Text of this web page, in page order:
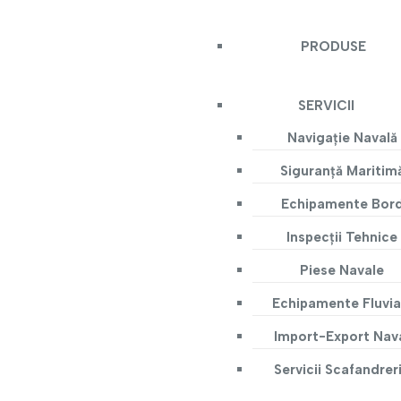
PRODUSE
SERVICII
Navigație Navală
Siguranță
Echipamente
Inspecții Tehnice
Piese Navale
Echipamente
Import-Export
Servicii